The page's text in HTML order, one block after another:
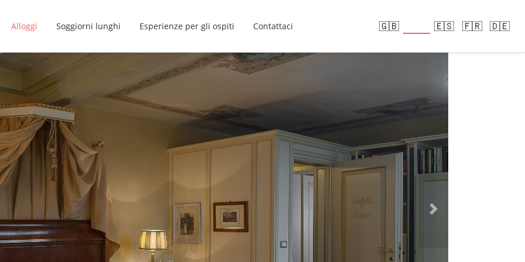
Alloggi Soggiorni lunghi Esperienze per gli ospiti Contattaci 🇬🇧 🇪🇸 🇫🇷 🇩🇪